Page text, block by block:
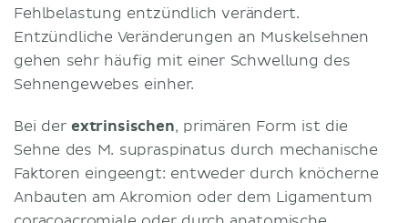
Fehlbelastung entzündlich verändert.
Entzündliche Veränderungen an Muskelsehnen
gehen sehr häufig mit einer Schwellung des
Sehnengewebes einher.
Bei der extrinsischen, primären Form ist die
Sehne des M. supraspinatus durch mechanische
Faktoren eingeengt: entweder durch knöcherne
Anbauten am Akromion oder dem Ligamentum